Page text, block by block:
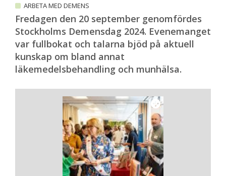
ARBETA MED DEMENS
Fredagen den 20 september genomfördes
Stockholms Demensdag 2024. Evenemanget
var fullbokat och talarna bjöd på aktuell
kunskap om bland annat
läkemedelsbehandling och munhälsa.